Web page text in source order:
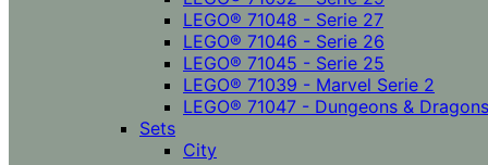
LEGO® 71048 - Serie 27
LEGO® 71046 - Serie 26
LEGO® 71045 - Serie 25
LEGO® 71039 - Marvel Serie 2
LEGO® 71047 - Dungeons & Dragons
Sets
City